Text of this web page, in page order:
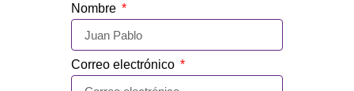
Nombre
Correo electrónico